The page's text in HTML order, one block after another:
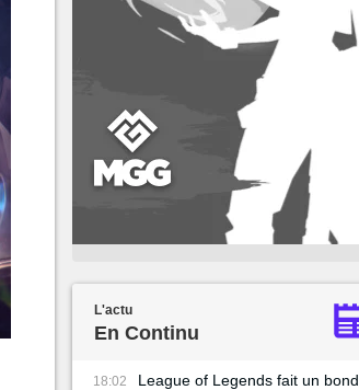
L'actu
En Continu
18:02
League of Legends fait un bond